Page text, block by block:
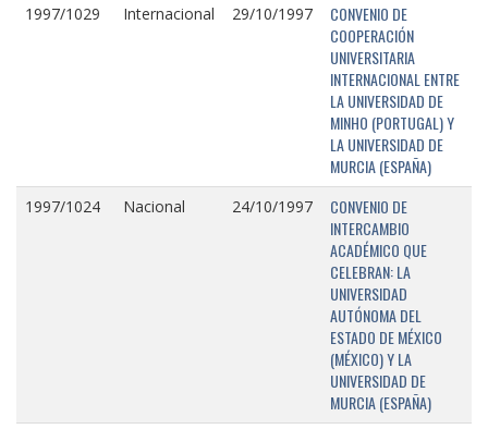
1997/1029 Internacional 29/10/1997
CONVENIO DE
COOPERACIÓN
UNIVERSITARIA
INTERNACIONAL ENTRE
LA UNIVERSIDAD DE
MINHO (PORTUGAL) Y
LA UNIVERSIDAD DE
MURCIA (ESPAÑA)
1997/1024 Nacional 24/10/1997
CONVENIO DE
INTERCAMBIO
ACADÉMICO QUE
CELEBRAN: LA
UNIVERSIDAD
AUTÓNOMA DEL
ESTADO DE MÉXICO
(MÉXICO) Y LA
UNIVERSIDAD DE
MURCIA (ESPAÑA)